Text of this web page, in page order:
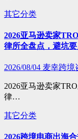
其它分类
2026亚马逊卖家
律所全盘点，避坑
2026/08/04 麦幸跨境
2026亚马逊卖家
律…
其它分类
2026跨境电商出海